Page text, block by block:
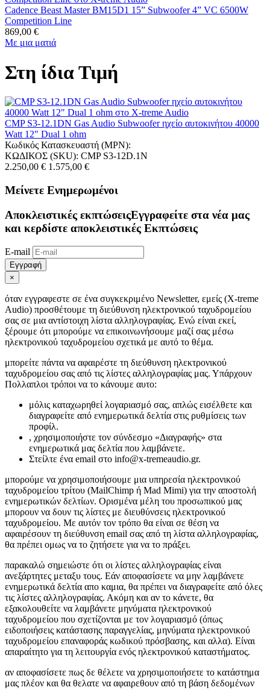
Cadence Beast Master BM15D1 15” Subwoofer 4” VC 6500W
Competition Line
869,00 €
Με μια ματιά
Στη ίδια Τιμή
CMP S3-12.1DN Gas Audio Subwoofer ηχείο αυτοκινήτου 40000
Watt 12" Dual 1 ohm
Κωδικός Κατασκευαστή (MPN):
ΚΩΔΙΚΟΣ (SKU): CMP S3-12D.1N
2.250,00 € 1.575,00 €
Μείνετε Ενημερωμένοι
Αποκλειστικές εκπτώσειςΕγγραφείτε στα νέα μας
και κερδίστε αποκλειστικές Εκπτώσεις
E-mail
Εγγραφή
×
όταν εγγραφεστε σε ένα συγκεκριμένο Newsletter, εμείς (X-treme
Audio) προσθέτουμε τη διεύθυνση ηλεκτρονικού ταχυδρομείου
σας σε μια αντίστοιχη λίστα αλληλογραφίας. Ενώ είναι εκεί,
ξέρουμε ότι μπορούμε να επικοινωνήσουμε μαζί σας μέσω
ηλεκτρονικού ταχυδρομείου σχετικά με αυτό το θέμα.
μπορείτε πάντα να αφαιρέστε τη διεύθυνση ηλεκτρονικού
ταχυδρομείου σας από τις λίστες αλληλογραφίας μας. Υπάρχουν
Πολλαπλοι τρόποι να το κάνουμε αυτο:
μόλις καταχωρηθεί λογαριασμό σας, απλώς εισέλθετε και
διαγραφείτε από ενημερωτικά δελτία στις ρυθμίσεις των
προφίλ.
, χρησιμοποιήστε τον σύνδεσμο «Διαγραφής» στα
ενημερωτικά μας δελτία που λαμβάνετε.
Στείλτε ένα email στο info@x-tremeaudio.gr.
μπορούμε να χρησιμοποιήσουμε μια υπηρεσία ηλεκτρονικού
ταχυδρομείου τρίτου (MailChimp ή Mad Mimi) για την αποστολή
ενημερωτικών δελτίων. Ορισμένα μέλη του προσωπικού μας
μπορουν να δουν τις λίστες με διευθύνσεις ηλεκτρονικού
ταχυδρομείου. Με αυτόν τον τρόπο θα είναι σε θέση να
αφαιρέσουν τη διεύθυνση email σας από τη λίστα αλληλογραφίας,
θα πρέπει ομως να το ζητήσετε για να το πράξει.
παρακαλώ σημειώστε ότι οι λίστες αλληλογραφίας είναι
ανεξάρτητες μεταξυ τους. Εάν αποφασίσετε να μην λαμβάνετε
ενημερωτικά δελτία απο καμια, θα πρέπει να διαγραφείτε από όλες
τις λίστες αλληλογραφίας. Ακόμη και αν το κάνετε, θα
εξακολουθείτε να λαμβάνετε μηνύματα ηλεκτρονικού
ταχυδρομείου που σχετίζονται με τον λογαριασμό (όπως
ειδοποιήσεις κατάστασης παραγγελίας, μηνύματα ηλεκτρονικού
ταχυδρομείου επαναφοράς κωδικού πρόσβασης, και αλλα). Είναι
απαραίτητο για τη λειτουργία ενός ηλεκτρονικού καταστήματος.
αν αποφασίσετε πως δε θέλετε να χρησιμοποιήσετε το κατάστημα
μας πλέον και θα θελατε να αφαιρεθουν από τη βάση δεδομένων